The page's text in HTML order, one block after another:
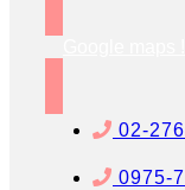
02-
0975-